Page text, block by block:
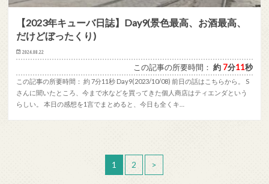
【2023年キューバ日誌】Day9(景色最高、お酒最高、
だけどぼったくり)
2024.08.22
この記事の所要時間：約 7分11秒
この記事の所要時間： 約 7分11秒 Day9(2023/10/08) 前日の話はこちらから。 S
さんに聞いたところ、今まで水などを買ってきた個人商店はティエンダという
らしい。 本日の感想を1言でまとめると、今日も全くキ…
1 2 >